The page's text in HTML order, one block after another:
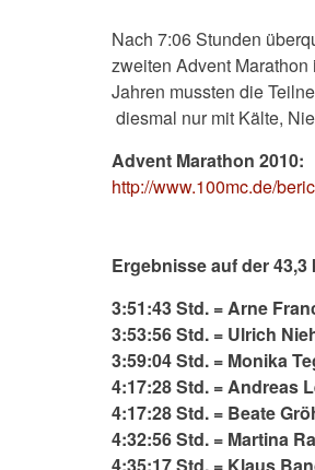
Nach 7:06 Stunden
zweiten Advent
Jahren mussten die
diesmal nur mit Kälte,
Advent Marathon 2010:
http://www.100mc.de/
Ergebnisse auf der 43,3
3:51:43 Std. = Arne
3:53:56 Std. = Ulrich
3:59:04 Std. = Monika
4:17:28 Std. = Andreas
4:17:28 Std. = Beate
4:32:56 Std. = Martina